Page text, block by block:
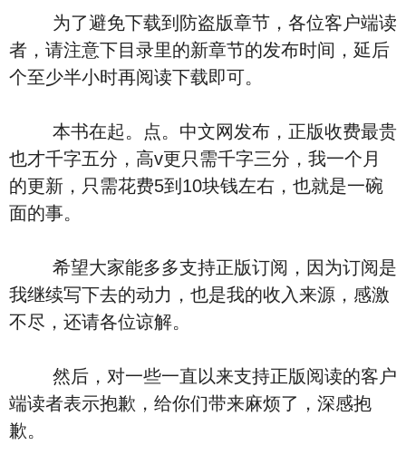
为了避免下载到防盗版章节，各位客户端读
者，请注意下目录里的新章节的发布时间，延后
个至少半小时再阅读下载即可。
本书在起。点。中文网发布，正版收费最贵
也才千字五分，高v更只需千字三分，我一个月
的更新，只需花费5到10块钱左右，也就是一碗
面的事。
希望大家能多多支持正版订阅，因为订阅是
我继续写下去的动力，也是我的收入来源，感激
不尽，还请各位谅解。
然后，对一些一直以来支持正版阅读的客户
端读者表示抱歉，给你们带来麻烦了，深感抱
歉。